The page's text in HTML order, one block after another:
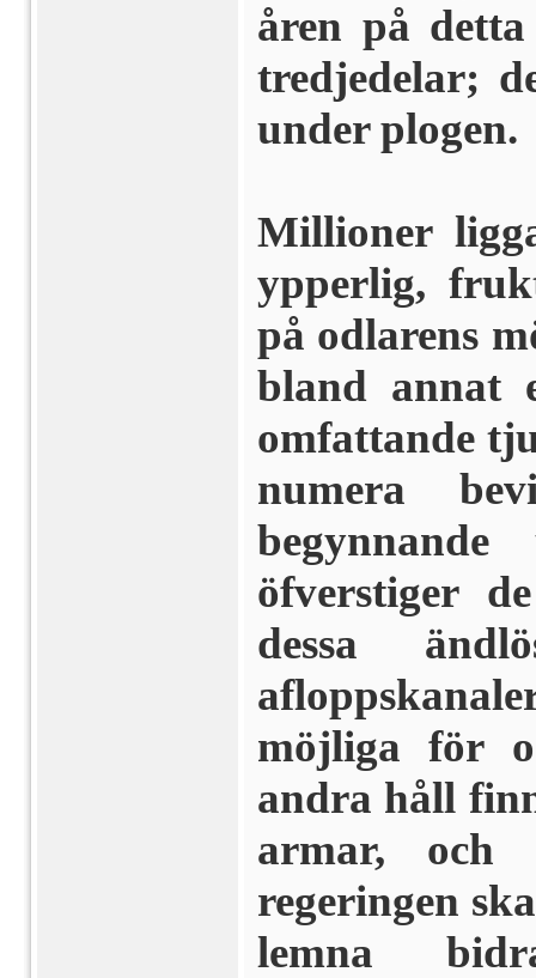
åren på
tredjedelar;
under
Millioner
ypperlig,
på odlarens
bland annat
omfat­tande
numera
öfverstiger
dessa
möjliga för
andra håll
ar­mar,
regeringen
lemna